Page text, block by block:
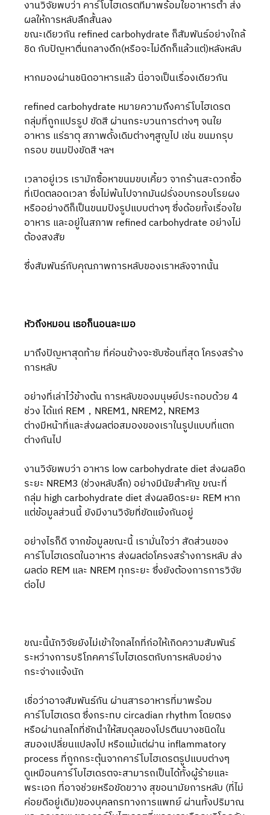
งานวิจัยพบว่า คาร์โบไฮเดรตที่มาพร้อมใยอาหารต่ำ ส่ง
ผลให้การหลับลึกสั้นลง
ขณะเดียวกัน refined carbohydrate ก็สัมพันธ์อย่างใกล้
ชิด กับปัญหาตื่นกลางดึก(หรือจะไม่ดึกก็แล้วแต่)หลังหลับ
หากมองผ่านชนิดอาหารแล้ว นี่อาจเป็นเรื่องเดียวกัน
refined carbohydrate หมายความถึงคาร์โบไฮเดรต
กลุ่มที่ถูกแปรรูป ขัดสี ผ่านกระบวนการต่างๆ จนใย
อาหาร แร่ธาตุ สภาพดั้งเดิมต่างๆสูญไป เช่น ขนมกรุบ
กรอบ ขนมปังขัดสี ฯลฯ
เวลาอยู่เวร เรามักซื้อหาขนมขบเคี้ยว จากร้านสะดวกซื้อ
ที่เปิดตลอดเวลา ซึ่งไม่พ้นไปจากมันฝรั่งอบกรอบโรยผง
หรืออย่างดีก็เป็นขนมปังรูปแบบต่างๆ ซึ่งด้อยทั้งเรื่องใย
อาหาร และอยู่ในสภาพ refined carbohydrate อย่างไม่
ต้องสงสัย
ซึ่งสัมพันธ์กับคุณภาพการหลับของเราหลังจากนั้น
หัวถึงหมอน เธอก็นอนละเมอ
มาถึงปัญหาสุดท้าย ที่ค่อนข้างจะซับซ้อนที่สุด โครงสร้าง
การหลับ
อย่างที่เล่าไว้ข้างต้น การหลับของมนุษย์ประกอบด้วย 4
ช่วง ได้แก่ REM，NREM1, NREM2, NREM3
ต่างมีหน้าที่และส่งผลต่อสมองของเราในรูปแบบที่แตก
ต่างกันไป
งานวิจัยพบว่า อาหาร low carbohydrate diet ส่งผลยืด
ระยะ NREM3 (ช่วงหลับลึก) อย่างมีนัยสำคัญ ขณะที่
กลุ่ม high carbohydrate diet ส่งผลยืดระยะ REM หาก
แต่ข้อมูลส่วนนี้ ยังมีงานวิจัยที่ขัดแย้งกันอยู่
อย่างไรก็ดี จากข้อมูลขณะนี้ เรามั่นใจว่า สัดส่วนของ
คาร์โบไฮเดรตในอาหาร ส่งผลต่อโครงสร้างการหลับ ส่ง
ผลต่อ REM และ NREM ทุกระยะ ซึ่งยังต้องการการวิจัย
ต่อไป
ขณะนี้นักวิจัยยังไม่เข้าใจกลไกที่ก่อให้เกิดความสัมพันธ์
ระหว่างการบริโภคคาร์โบไฮเดรตกับการหลับอย่าง
กระจ่างแจ้งนัก
เชื่อว่าอาจสัมพันธ์กัน ผ่านสารอาหารที่มาพร้อม
คาร์โบไฮเดรต ซึ่งกระทบ circadian rhythm โดยตรง
หรือผ่านกลไกที่ชักนำให้สมดุลของโปรตีนบางชนิดใน
สมองเปลี่ยนแปลงไป หรือแม้แต่ผ่าน inflammatory
process ที่ถูกกระตุ้นจากคาร์โบไฮเดรตรูปแบบต่างๆ
ดูเหมือนคาร์โบไฮเดรตจะสามารถเป็นได้ทั้งผู้ร้ายและ
พระเอก ที่อาจช่วยหรือขัดขวาง สุขอนามัยการหลับ (ที่ไม่
ค่อยดีอยู่เดิม)ของบุคลกรทางการแพทย์ ผ่านทั้งปริมาณ